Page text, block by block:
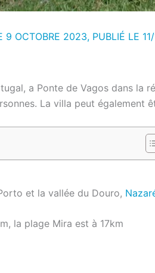
9 OCTOBRE 2023, PUBLIÉ LE
a Ponte de Vagos dans la
La villa peut
et la vallée du Douro,
la plage Mira est à 17km